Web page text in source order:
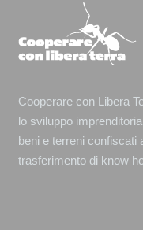
Cooperare con Libera
lo sviluppo
beni e terreni confiscati
trasferimento di know